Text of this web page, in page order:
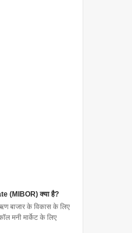
(MIBOR) क्या है?
बाजार के विकास के लिए
मनी मार्केट के लिए